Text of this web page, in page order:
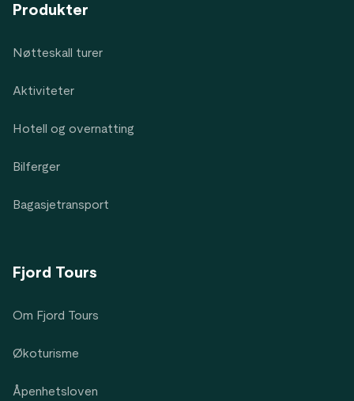
Produkter
Nøtteskall turer
Aktiviteter
Hotell og overnatting
Bilferger
Bagasjetransport
Fjord Tours
Om Fjord Tours
Økoturisme
Åpenhetsloven